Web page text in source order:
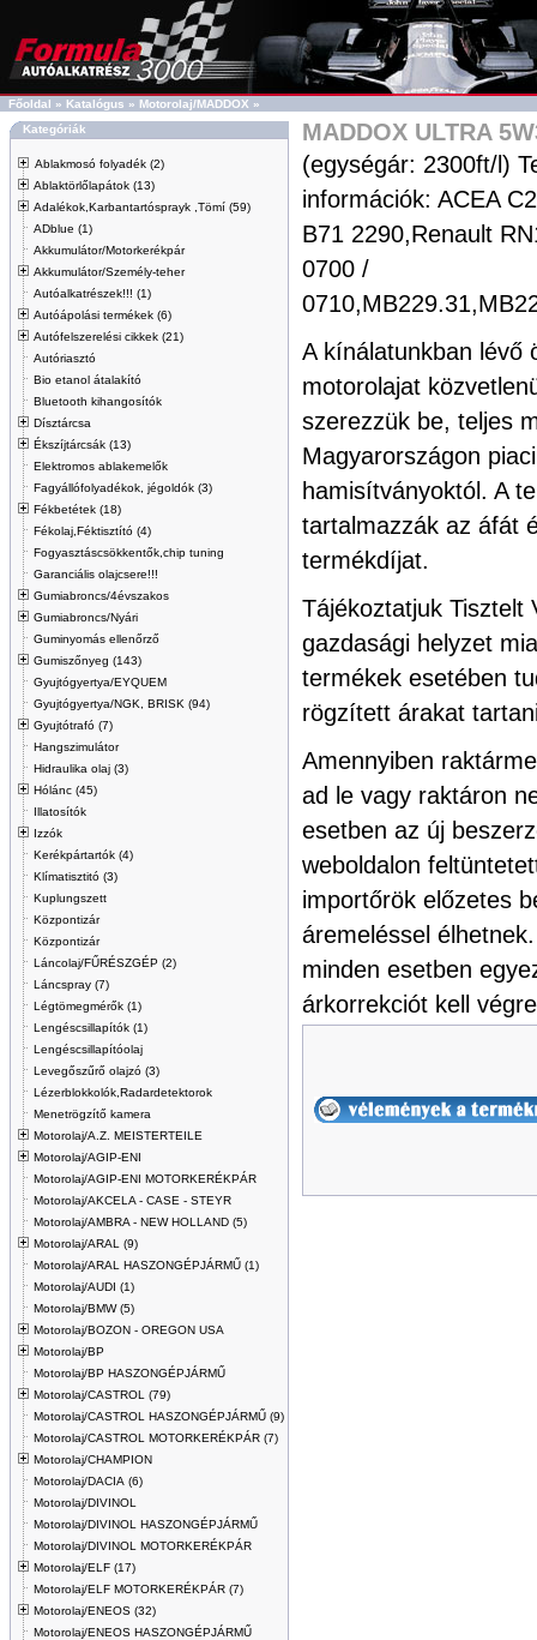
Főoldal » Katalógus » Motorolaj/MADDOX »
Kategóriák
Ablakmosó folyadék (2)
Ablaktörlőlapátok (13)
Adalékok,Karbantartósprayk ,Tömí (59)
ADblue (1)
Akkumulátor/Motorkerékpár
Akkumulátor/Személy-teher
Autóalkatrészek!!! (1)
Autóápolási termékek (6)
Autófelszerelési cikkek (21)
Autóriasztó
Bio etanol átalakító
Bluetooth kihangosítók
Dísztárcsa
Ékszíjtárcsák (13)
Elektromos ablakemelők
Fagyállófolyadékok, jégoldók (3)
Fékbetétek (18)
Fékolaj,Féktisztító (4)
Fogyasztáscsökkentők,chip tuning
Garanciális olajcsere!!!
Gumiabroncs/4évszakos
Gumiabroncs/Nyári
Guminyomás ellenőrző
Gumiszőnyeg (143)
Gyujtógyertya/EYQUEM
Gyujtógyertya/NGK, BRISK (94)
Gyujtótrafó (7)
Hangszimulátor
Hidraulika olaj (3)
Hólánc (45)
Illatosítók
Izzók
Kerékpártartók (4)
Klímatisztitó (3)
Kuplungszett
Központizár
Központizár
Láncolaj/FŰRÉSZGÉP (2)
Láncspray (7)
Légtömegmérők (1)
Lengéscsillapítók (1)
Lengéscsillapítóolaj
Levegőszűrő olajzó (3)
Lézerblokkolók,Radardetektorok
Menetrögzítő kamera
Motorolaj/A.Z. MEISTERTEILE
Motorolaj/AGIP-ENI
Motorolaj/AGIP-ENI MOTORKERÉKPÁR
Motorolaj/AKCELA - CASE - STEYR
Motorolaj/AMBRA - NEW HOLLAND (5)
Motorolaj/ARAL (9)
Motorolaj/ARAL HASZONGÉPJÁRMŰ (1)
Motorolaj/AUDI (1)
Motorolaj/BMW (5)
Motorolaj/BOZON - OREGON USA
Motorolaj/BP
Motorolaj/BP HASZONGÉPJÁRMŰ
Motorolaj/CASTROL (79)
Motorolaj/CASTROL HASZONGÉPJÁRMŰ (9)
Motorolaj/CASTROL MOTORKERÉKPÁR (7)
Motorolaj/CHAMPION
Motorolaj/DACIA (6)
Motorolaj/DIVINOL
Motorolaj/DIVINOL HASZONGÉPJÁRMŰ
Motorolaj/DIVINOL MOTORKERÉKPÁR
Motorolaj/ELF (17)
Motorolaj/ELF MOTORKERÉKPÁR (7)
Motorolaj/ENEOS (32)
Motorolaj/ENEOS HASZONGÉPJÁRMŰ
MADDOX ULTRA
(egységár: 2300ft/l)
információk: ACEA
B71 2290,Renault
0700 /
A kínálatunkban lévő
motorolajat
szerezzük be, teljes
Magyarországon
hamisítványoktól. A
tartalmazzák az áfát
termékdíjat.
Tájékoztatjuk Tisztelt
gazdasági helyzet
termékek esetében
rögzített árakat
Amennyiben
ad le vagy raktáron
esetben az új
weboldalon
importőrök előzetes
áremeléssel
minden esetben
árkorrekciót kell